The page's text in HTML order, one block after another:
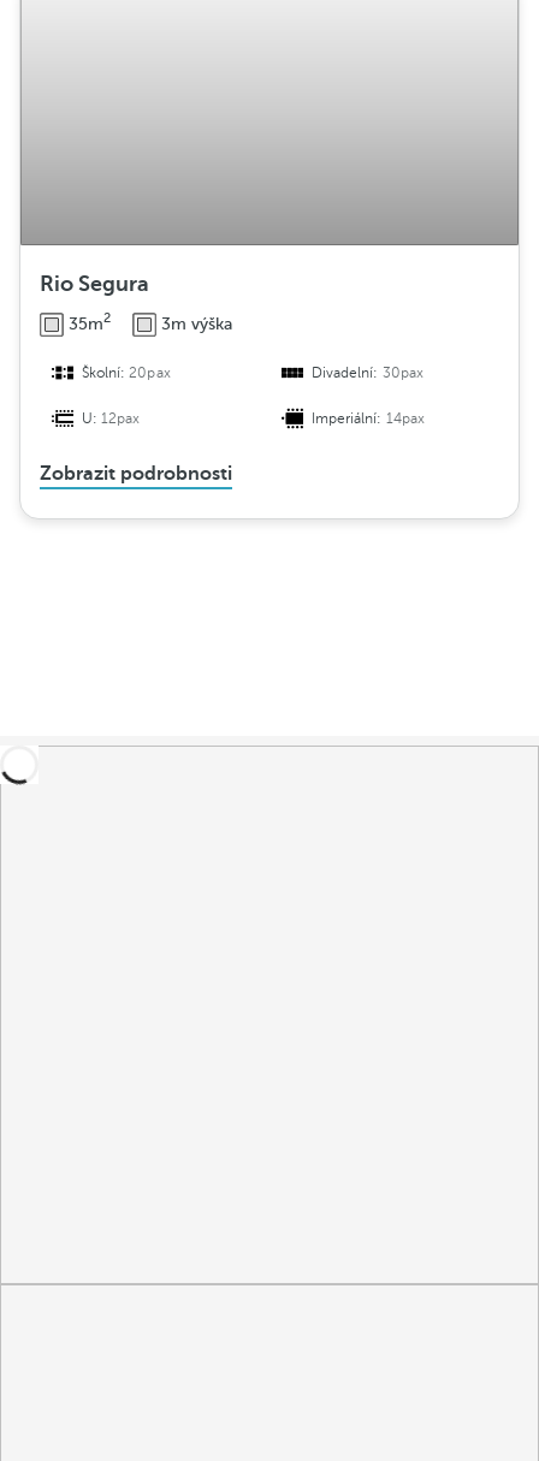
Rio Segura
35m2 3m výška
Školní:20pax Divadelní: 30pax
U:12pax Imperiální: 14pax
Zobrazit podrobnosti